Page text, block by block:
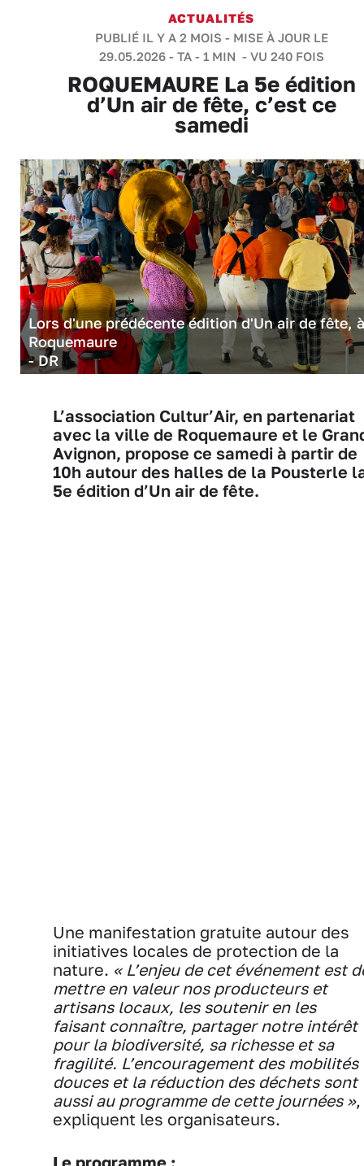
ACTUALITÉS
PUBLIÉ IL Y A 2 MOIS - MISE À JOUR LE
29.05.2026 - TA- 1 MIN - VU 240 FOIS
ROQUEMAURE La 5e édition
d’Un air de fête, c’est ce
samedi
Lors d'une prédécente édition d'Un air de fête, à
Roquemaure
- DR
L’association Cultur’Air, en partenariat
avec la ville de Roquemaure et le
Avignon, propose ce samedi à partir de
10h autour des halles de la Pousterle
5e édition d’Un air de fête.
Une manifestation gratuite autour des
initiatives locales de protection de la
nature. « L’enjeu de cet événement est
mettre en valeur nos producteurs et
artisans locaux, les soutenir en les
faisant connaître, partager notre intérêt
pour la biodiversité, sa richesse et sa
fragilité. L’encouragement des mobilités
douces et la réduction des déchets sont
aussi au programme de cette journées »,
expliquent les organisateurs.
Le programme :